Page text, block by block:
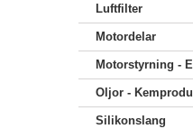
Luftfilter
Motordelar
Motorstyrning -
Oljor -
Silikonslang